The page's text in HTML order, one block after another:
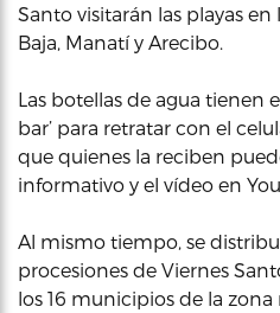
Santo visitarán las playas en
Baja, Manatí y Arecibo.
Las botellas de agua tienen
bar’ para retratar con el
que quienes la reciben
informativo y el vídeo en
Al mismo tiempo, se
procesiones de Viernes
los 16 municipios de la